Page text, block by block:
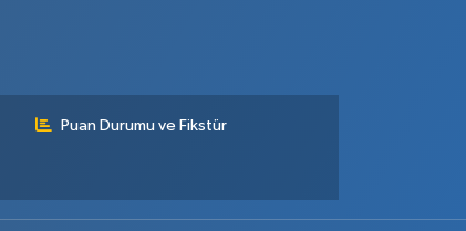
Puan Durumu ve Fikstür